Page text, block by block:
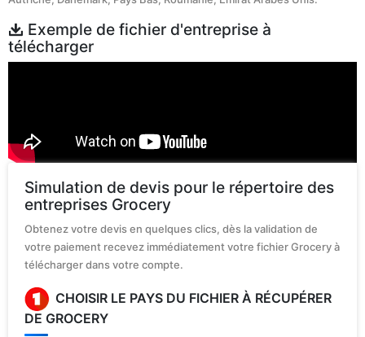
Exemple de fichier d'entreprise à
télécharger
Simulation de devis pour le répertoire des
entreprises Grocery
Obtenez votre devis en quelques clics, dès la validation de
votre paiement recevez immédiatement votre fichier Grocery à
télécharger dans votre compte.
CHOISIR LE PAYS DU FICHIER À RÉCUPÉRER
DE GROCERY